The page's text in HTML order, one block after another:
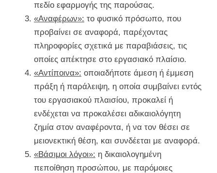
πεδίο εφαρμογής της παρούσας.
«Αναφέρων»: το φυσικό πρόσωπο, που
προβαίνει σε αναφορά, παρέχοντας
πληροφορίες σχετικά με παραβιάσεις, τις
οποίες απέκτησε στο εργασιακό πλαίσιο.
«Αντίποινα»: οποιαδήποτε άμεση ή έμμεση
πράξη ή παράλειψη, η οποία συμβαίνει εντός
του εργασιακού πλαισίου, προκαλεί ή
ενδέχεται να προκαλέσει αδικαιολόγητη
ζημία στον αναφέροντα, ή να τον θέσει σε
μειονεκτική θέση, και συνδέεται με αναφορά.
«Βάσιμοι λόγοι»: η δικαιολογημένη
πεποίθηση προσώπου, με παρόμοιες